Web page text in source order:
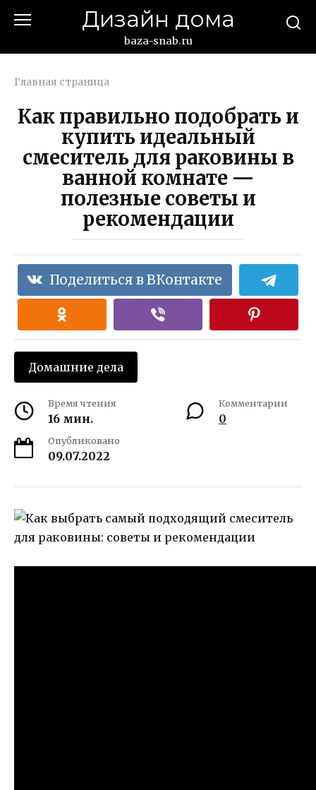
Дизайн дома
baza-snab.ru
Главная страница
Как правильно подобрать и
купить идеальный
смеситель для раковины в
ванной комнате —
полезные советы и
рекомендации
Поделиться в ВКонтакте
Домашние дела
Время чтения
16 мин.
Комментарии
0
Опубликовано
09.07.2022